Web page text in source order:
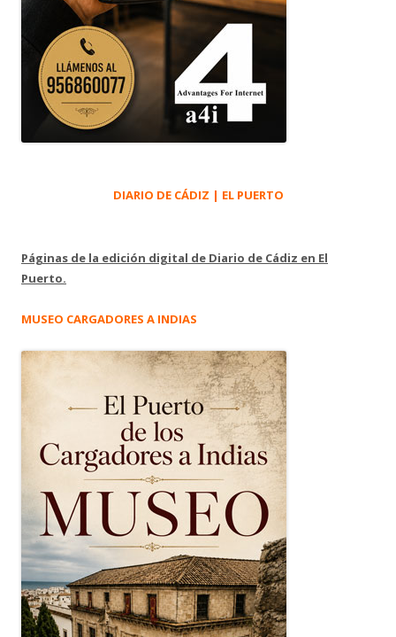
DIARIO DE CÁDIZ | EL PUERTO
Páginas de la edición digital de Diario de Cádiz en El
Puerto.
MUSEO CARGADORES A INDIAS